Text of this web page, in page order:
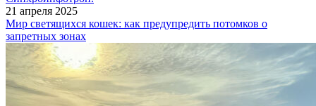
21 апреля 2025
Мир светящихся кошек: как предупредить потомков о
запретных зонах